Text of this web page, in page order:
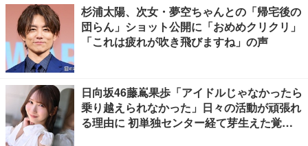
杉浦太陽、次女・夢空ちゃんとの「帰宅後の
団らん」ショット公開に「おめめクリクリ」
「これは疲れが吹き飛びますね」の声
日向坂46藤嶌果歩「アイドルじゃなかったら
乗り越えられなかった」日々の活動が頑張れ
る理由に 初単独センター経て芽生えた覚悟